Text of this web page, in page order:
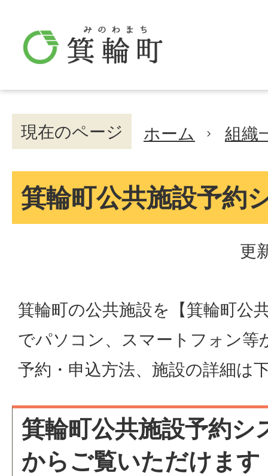
現在のページ ホーム 組織
箕輪町公共施設予約
更
箕輪町の公共施設を【箕輪町公
でパソコン、スマートフォン等
予約・申込方法、施設の詳細は
箕輪町公共施設予約シ
からご覧いただけます